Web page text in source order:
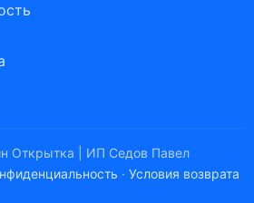
Открытка | ИП Седов Павел
· Условия возврата